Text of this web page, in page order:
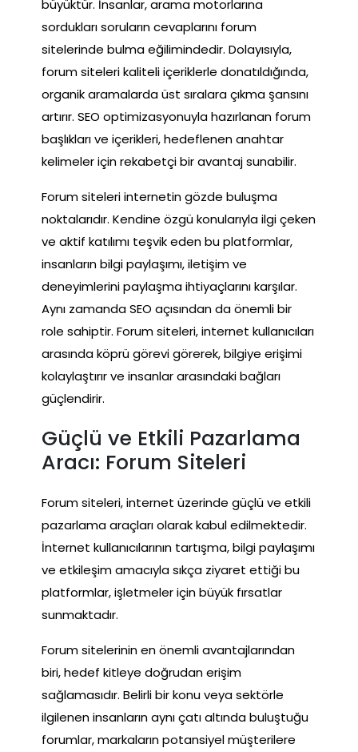
büyüktür. İnsanlar, arama motorlarına
sordukları soruların cevaplarını forum
sitelerinde bulma eğilimindedir. Dolayısıyla,
forum siteleri kaliteli içeriklerle donatıldığında,
organik aramalarda üst sıralara çıkma şansını
artırır. SEO optimizasyonuyla hazırlanan forum
başlıkları ve içerikleri, hedeflenen anahtar
kelimeler için rekabetçi bir avantaj sunabilir.
Forum siteleri internetin gözde buluşma
noktalarıdır. Kendine özgü konularıyla ilgi çeken
ve aktif katılımı teşvik eden bu platformlar,
insanların bilgi paylaşımı, iletişim ve
deneyimlerini paylaşma ihtiyaçlarını karşılar.
Aynı zamanda SEO açısından da önemli bir
role sahiptir. Forum siteleri, internet kullanıcıları
arasında köprü görevi görerek, bilgiye erişimi
kolaylaştırır ve insanlar arasındaki bağları
güçlendirir.
Güçlü ve Etkili Pazarlama
Aracı: Forum Siteleri
Forum siteleri, internet üzerinde güçlü ve etkili
pazarlama araçları olarak kabul edilmektedir.
İnternet kullanıcılarının tartışma, bilgi paylaşımı
ve etkileşim amacıyla sıkça ziyaret ettiği bu
platformlar, işletmeler için büyük fırsatlar
sunmaktadır.
Forum sitelerinin en önemli avantajlarından
biri, hedef kitleye doğrudan erişim
sağlamasıdır. Belirli bir konu veya sektörle
ilgilenen insanların aynı çatı altında buluştuğu
forumlar, markaların potansiyel müşterilere